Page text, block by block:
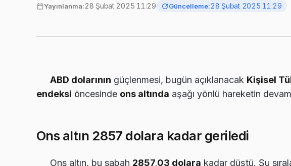
Yayınlanma:28 Şubat 2025 11:29 Güncelleme:28 Şubat 2025 11:29
ABD dolarının güçlenmesi, bugün açıklanacak Kişisel
endeksi öncesinde ons altında aşağı yönlü hareketin
Ons altın 2857 dolara kadar geriledi
Ons altın, bu sabah 2857,03 dolara kadar düştü. Şu